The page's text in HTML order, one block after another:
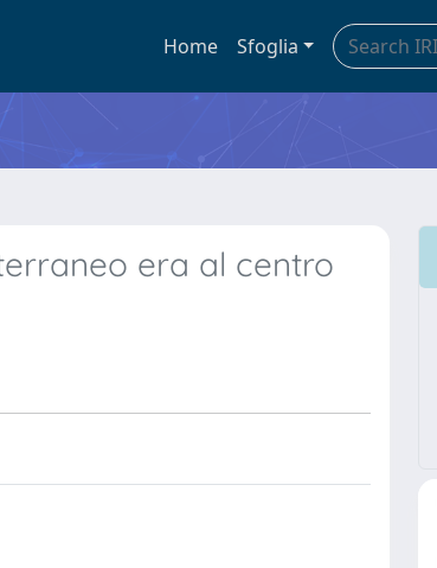
Home Sfoglia
era al centro